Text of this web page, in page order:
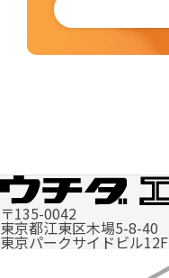
〒135-0042
東京都江東区木場5-8-40
東京パークサイドビル12F